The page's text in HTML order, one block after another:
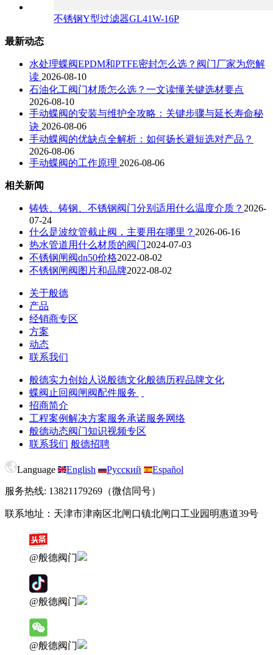
不锈钢Y型过滤器GL41W-16P
最新动态
水处理蝶阀EPDM和PTFE密封怎么选？阀门厂家为您解
读 2026-08-10
石油化工阀门材质怎么选？一文读懂关键选材要点
2026-08-10
手动蝶阀的安装与维护全攻略：关键步骤与延长寿命秘
诀 2026-08-06
手动蝶阀的优缺点全解析：如何扬长避短选对产品？
2026-08-06
手动蝶阀的工作原理 2026-08-06
相关新闻
铸铁、铸钢、不锈钢阀门分别适用什么温度介质？ 2026-
07-24
什么是波纹管截止阀，主要用在哪里？ 2026-06-16
热水管道用什么材质的阀门2024-07-03
不锈钢闸阀dn50价格2022-08-02
不锈钢闸阀图片和品牌2022-08-02
关于般德
产品
经销商专区
方案
动态
联系我们
般德实力创始人说般德文化般德历程品牌文化
蝶阀止回阀闸阀配件服务
招商简介
工程案例解决方案服务承诺服务网络
般德动态阀门知识视频专区
联系我们 般德招聘
Language English Русский Español
服务热线: 13821179269（微信同号）
联系地址：天津市津南区北闸口镇北闸口工业园明惠道39号
@般德阀门
@般德阀门
@般德阀门